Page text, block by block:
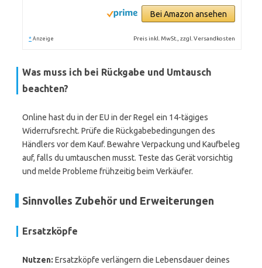
Bei Amazon ansehen
* Anzeige Preis inkl. MwSt., zzgl. Versandkosten
Was muss ich bei Rückgabe und Umtausch
beachten?
Online hast du in der EU in der Regel ein 14-tägiges
Widerrufsrecht. Prüfe die Rückgabebedingungen des
Händlers vor dem Kauf. Bewahre Verpackung und Kaufbeleg
auf, falls du umtauschen musst. Teste das Gerät vorsichtig
und melde Probleme frühzeitig beim Verkäufer.
Sinnvolles Zubehör und Erweiterungen
Ersatzköpfe
Nutzen: Ersatzköpfe verlängern die Lebensdauer deines